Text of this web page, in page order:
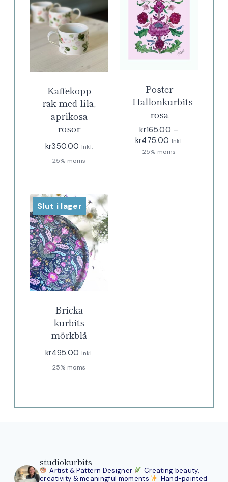
Kaffekopp
rak med lila,
aprikosa
rosor
kr350.00 Inkl.
25% moms
Poster
Hallonkurbits
rosa
kr165.00 –
kr475.00 Prisintervall:
kr165.00
Inkl.
25% moms
Slut i lager
Bricka
kurbits
mörkblå
kr495.00 Inkl.
25% moms
studiokurbits
Artist & Pattern Designer
Creating beauty,
creativity & meaningful moments
Hand-painted